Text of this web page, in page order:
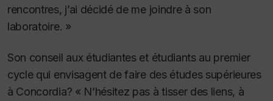
rencontres, j’ai décidé de me joindre à son
laboratoire. »
Son conseil aux étudiantes et étudiants au premier
cycle qui envisagent de faire des études supérieures
à Concordia? « N’hésitez pas à tisser des liens, à